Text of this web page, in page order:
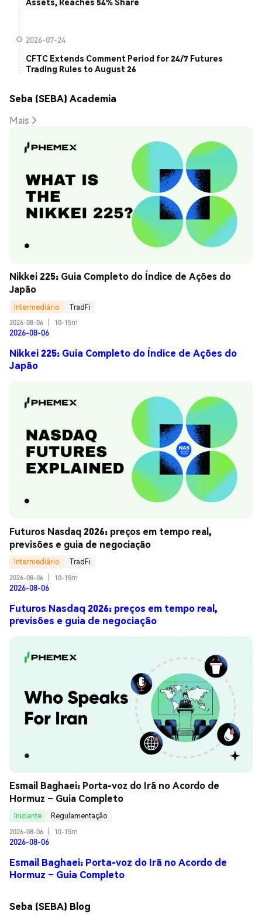
2026-07-24
CFTC Extends Comment Period for 24/7 Futures
Trading Rules to August 26
Seba (SEBA) Academia
Mais
Nikkei 225: Guia Completo do Índice de Ações do
Japão
Intermediário
TradFi
2026-08-06
10-15m
2026-08-06
Nikkei 225: Guia Completo do Índice de Ações do
Japão
Futuros Nasdaq 2026: preços em tempo real,
previsões e guia de negociação
Intermediário
TradFi
2026-08-06
10-15m
2026-08-06
Futuros Nasdaq 2026: preços em tempo real,
previsões e guia de negociação
Esmail Baghaei: Porta-voz do Irã no Acordo de
Hormuz – Guia Completo
Iniciante
Regulamentação
2026-08-06
10-15m
2026-08-06
Esmail Baghaei: Porta-voz do Irã no Acordo de
Hormuz – Guia Completo
Seba (SEBA) Blog